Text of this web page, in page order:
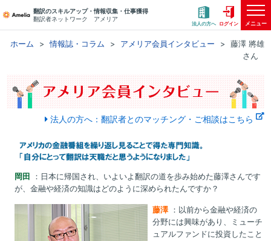
翻訳のスキルアップ・情報収集・仕事獲得
翻訳者ネットワーク アメリア
法人の方へ ログイン メニュー
ホーム 情報誌・コラム アメリア会員インタビュー
藤澤 將雄
さん
法人の方へ：翻訳者とのマッチング・ご相談はこちら
岡田
：日本に帰国され、いよいよ翻訳の道を歩み始めた藤澤さんです
が、金融や経済の知識はどのように深められたんですか？
藤澤：以前から金融や経済の
分野には興味があり、ミューチ
ュアルファンドに投資したこと